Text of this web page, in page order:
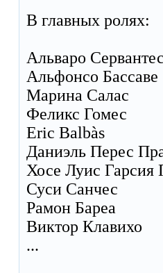
В главных ролях:
Альваро
Альфонсо Бассаве
Марина Салас
Феликс Гомес
Eric Balbàs
Даниэль Перес
Хосе Луис Гарсия
Суси Санчес
Рамон Бареа
Виктор Клавихо
...